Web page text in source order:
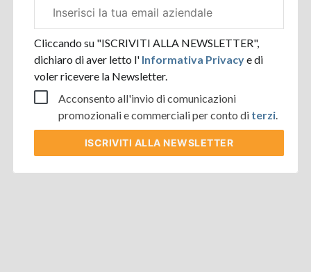
aziendale
Cliccando su "ISCRIVITI ALLA NEWSLETTER",
dichiaro di aver letto l' Informativa Privacye di
voler ricevere la Newsletter.
Acconsento all'invio di comunicazioni
promozionali e commerciali per conto di terzi.
ISCRIVITI ALLA NEWSLETTER